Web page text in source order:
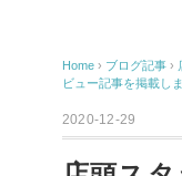
Home › ブログ記事 ›
ビュー記事を掲載し
2020-12-29